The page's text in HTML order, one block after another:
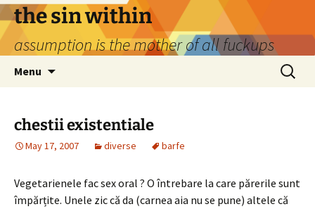
Skip
to
content
the sin within
assumption is the mother of all fuckups
Menu
Search
for:
chestii existentiale
May 17, 2007 diverse barfe
Vegetarienele fac sex oral ? O întrebare la care părerile sunt
împărțite. Unele zic că da (carnea aia nu se pune) altele că